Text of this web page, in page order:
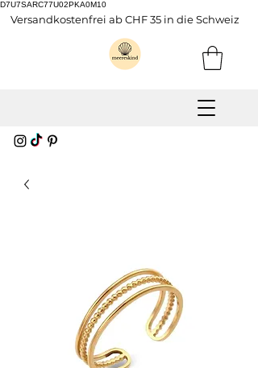
D7U7SARC77U02PKA0M10
Versandkostenfrei ab CHF 35 in die Schweiz